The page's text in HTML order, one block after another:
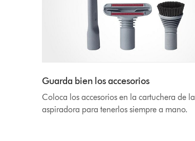
Guarda bien los accesorios
Coloca los accesorios en la cartuchera de la
aspiradora para tenerlos siempre a mano.